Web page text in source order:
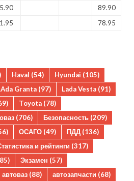
89.90
78.95
Haval (54) Hyundai (105)
Granta (97) Lada Vesta (91)
Toyota (78)
(706) Безопасность (209)
ОСАГО (49) ПДД (136)
и рейтинги (317)
Экзамен (57)
автоваз (88) автозапчасти (68)